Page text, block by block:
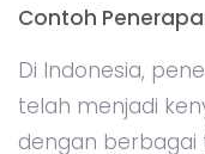
Contoh
Di Indonesia,
telah menjadi
dengan